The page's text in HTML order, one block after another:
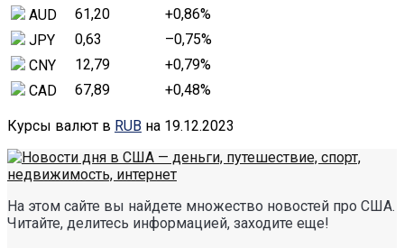
AUD
61,20 +0,86%
JPY
0,63 –0,75%
CNY
12,79 +0,79%
CAD
67,89 +0,48%
Курсы валют в RUB на 19.12.2023
На этом сайте вы найдете множество новостей про США.
Читайте, делитесь информацией, заходите еще!